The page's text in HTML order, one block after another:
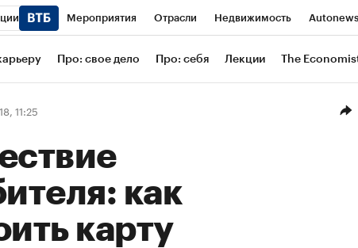
Мероприятия Отрасли Недвижимость Autonews
Образование РБК Life Тренды Визионеры
Про: свое дело Про: себя Лекции The
11:25
как
карту